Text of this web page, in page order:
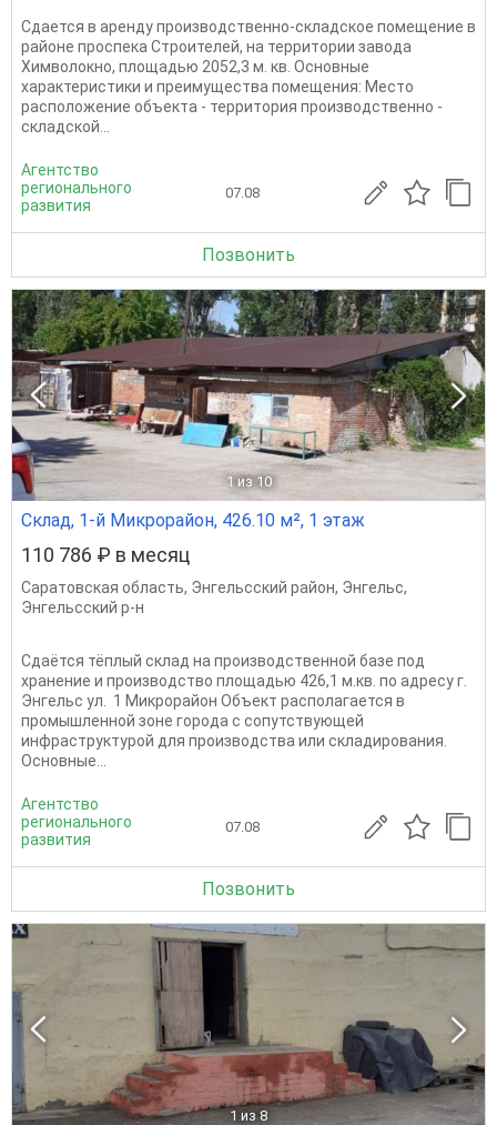
Сдается в аренду производственно-складское помещение в
районе проспека Строителей, на территории завода
Химволокно, площадью 2052,3 м. кв. Основные
характеристики и преимущества помещения: Место
расположение объекта - территория производственно -
складской...
Агентство
регионального
развития
07.08
Позвонить
1 из 10
Склад, 1-й Микрорайон, 426.10 м², 1 этаж
110 786 ₽ в месяц
Саратовская область, Энгельсский район, Энгельс,
Энгельсский р-н
Сдаётся тёплый склад на производственной базе под
хранение и производство площадью 426,1 м.кв. по адресу г.
Энгельс ул. 1 Микрорайон Объект располагается в
промышленной зоне города с сопутствующей
инфраструктурой для производства или складирования.
Основные...
Агентство
регионального
развития
07.08
Позвонить
1 из 8